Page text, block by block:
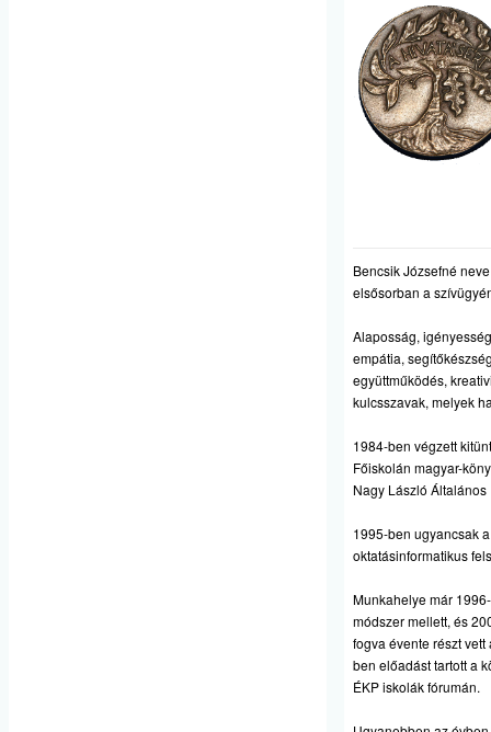
Bencsik Józsefné
elsősorban a
Alaposság,
empátia,
együttműködés,
kulcsszavak, melyek
1984-ben végzett
Főiskolán magyar-
Nagy László
1995-ben ugyancsak
oktatásinformatikus
Munkahelye már
módszer mellett, és
fogva évente részt
ben előadást tartott a
ÉKP iskolák fórumán.